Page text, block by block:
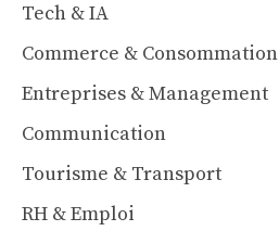
Tech & IA
Commerce & Consommation
Entreprises & Management
Communication
Tourisme & Transport
RH & Emploi